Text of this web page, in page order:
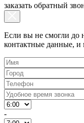
заказать обратный
Если вы не смогли до
контактные данные,
-